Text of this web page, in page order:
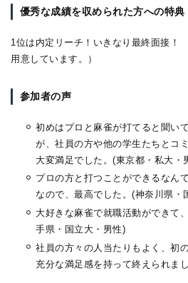
優秀な成績を収められた方への特典
1位は内定リーチ！いきなり最終面接！
用意しています。）
参加者の声
初めはプロと麻雀が打てると聞い
が、社員の方や他の学生たちとコ
大変満足でした。(東京都・私大・
プロの方と打つことができるなん
なので、最高でした。(神奈川県・
大好きな麻雀で就職活動ができて
手県・国立大・男性)
社員の方々の人当たりもよく、初
充分な満足感を持って終えられま